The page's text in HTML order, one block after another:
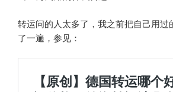
转运问的人太多了，我之前把自己用过
了一遍，参见：